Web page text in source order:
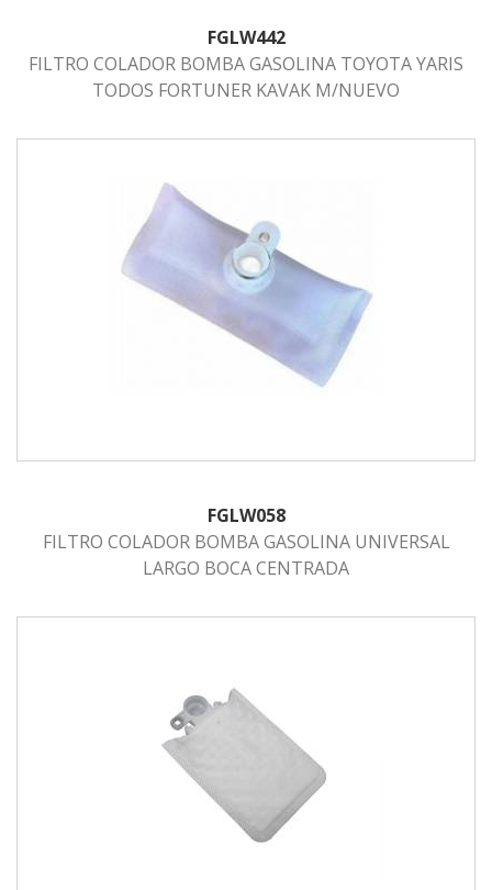
FGLW442
FILTRO COLADOR BOMBA GASOLINA TOYOTA YARIS
TODOS FORTUNER KAVAK M/NUEVO
FGLW058
FILTRO COLADOR BOMBA GASOLINA UNIVERSAL
LARGO BOCA CENTRADA